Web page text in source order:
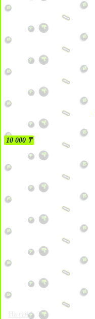
10 000 ₸
На сайт